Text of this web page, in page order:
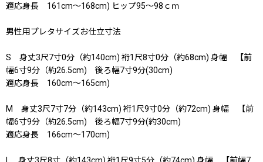
適応身長 161cm〜168cm) ヒップ95〜98ｃｍ
男性用プレタサイズお仕立寸法
S 身丈3尺7寸0分（約140cm) 裄1尺8寸0分（約68cm) 身幅 【前
幅6寸9分（約26.5cm) 後ろ幅7寸9分(30cm)
適応身長 160cm〜165cm)
M 身丈3尺7寸7分（約143cm) 裄1尺9寸0分（約72cm) 身幅 【前
幅6寸9分（約26.5cm) 後ろ幅7寸9分(約30cm)
適応身長 166cm〜170cm)